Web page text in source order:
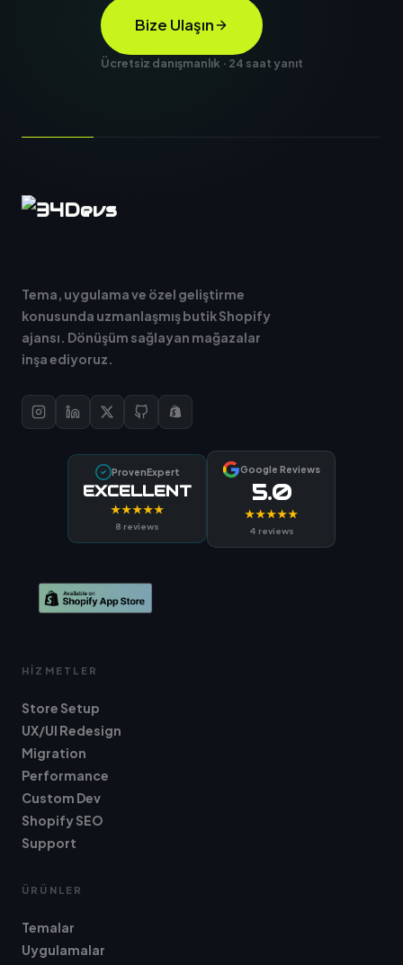
Bize Ulaşın
Ücretsiz danışmanlık · 24 saat yanıt
Tema, uygulama ve özel geliştirme
konusunda uzmanlaşmış butik Shopify
ajansı. Dönüşüm sağlayan mağazalar
inşa ediyoruz.
ProvenExpert
EXCELLENT
★★★★★
8 reviews
Google Reviews
5.0
★★★★★
4 reviews
HIZMETLER
Store Setup
UX/UI Redesign
Migration
Performance
Custom Dev
Shopify SEO
Support
ÜRÜNLER
Temalar
Uygulamalar